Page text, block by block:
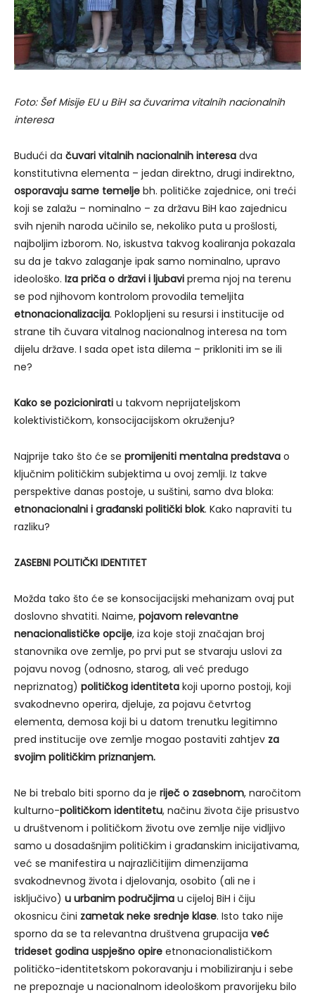
Foto: Šef Misije EU u BiH sa čuvarima vitalnih nacionalnih
interesa
Budući da čuvari vitalnih nacionalnih interesa dva
konstitutivna elementa – jedan direktno, drugi indirektno,
osporavaju same temelje bh. političke zajednice, oni treći
koji se zalažu – nominalno – za državu BiH kao zajednicu
svih njenih naroda učinilo se, nekoliko puta u prošlosti,
najboljim izborom. No, iskustva takvog koaliranja pokazala
su da je takvo zalaganje ipak samo nominalno, upravo
ideološko. Iza priča o državi i ljubavi prema njoj na terenu
se pod njihovom kontrolom provodila temeljita
etnonacionalizacija. Poklopljeni su resursi i institucije od
strane tih čuvara vitalnog nacionalnog interesa na tom
dijelu države. I sada opet ista dilema – prikloniti im se ili
ne?
Kako se pozicionirati u takvom neprijateljskom
kolektivističkom, konsocijacijskom okruženju?
Najprije tako što će se promijeniti mentalna predstava o
ključnim političkim subjektima u ovoj zemlji. Iz takve
perspektive danas postoje, u suštini, samo dva bloka:
etnonacionalni i građanski politički blok. Kako napraviti tu
razliku?
ZASEBNI POLITIČKI IDENTITET
Možda tako što će se konsocijacijski mehanizam ovaj put
doslovno shvatiti. Naime, pojavom relevantne
nenacionalističke opcije, iza koje stoji značajan broj
stanovnika ove zemlje, po prvi put se stvaraju uslovi za
pojavu novog (odnosno, starog, ali već predugo
nepriznatog) političkog identiteta koji uporno postoji, koji
svakodnevno operira, djeluje, za pojavu četvrtog
elementa, demosa koji bi u datom trenutku legitimno
pred institucije ove zemlje mogao postaviti zahtjev za
svojim političkim priznanjem.
Ne bi trebalo biti sporno da je riječ o zasebnom, naročitom
kulturno-političkom identitetu, načinu života čije prisustvo
u društvenom i političkom životu ove zemlje nije vidljivo
samo u dosadašnjim političkim i građanskim inicijativama,
već se manifestira u najrazličitijim dimenzijama
svakodnevnog života i djelovanja, osobito (ali ne i
isključivo) u urbanim područjima u cijeloj BiH i čiju
okosnicu čini zametak neke srednje klase. Isto tako nije
sporno da se ta relevantna društvena grupacija već
trideset godina uspješno opire etnonacionalističkom
političko-identitetskom pokoravanju i mobiliziranju i sebe
ne prepoznaje u nacionalnom ideološkom pravorijeku bilo